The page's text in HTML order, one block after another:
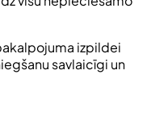
izpildei
savlaicīgi un